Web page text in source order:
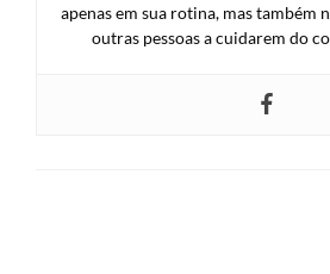
apenas em sua rotina, mas também
outras pessoas a cuidarem do